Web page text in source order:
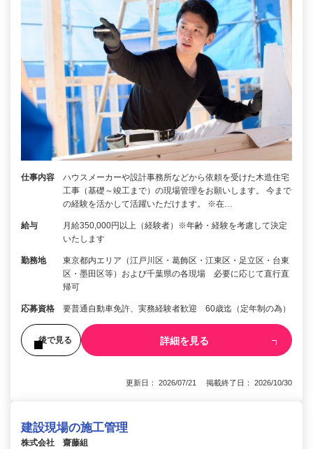
仕事内容
ハウスメーカーや設計事務所などから依頼を受けた木造住宅
工事（基礎～竣工まで）の現場管理をお願いします。 今まで
の経験を活かして活躍いただけます。 ※在…
給与
月給350,000円以上（経験者）※年齢・経験を考慮して決定
いたします
勤務地
東京都内エリア（江戸川区・葛飾区・江東区・足立区・台東
区・墨田区等）および千葉県の各現場 必要に応じて直行直
帰可
応募資格 要普通自動車免許、実務経験者歓迎 60歳迄（定年制の為）
後で見る 詳細を見る
更新日： 2026/07/21 掲載終了日： 2026/10/30
建設現場の施工管理
株式会社 齋藤組